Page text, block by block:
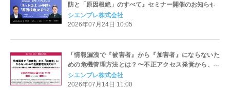
防と「原因根絶」のすべて』セミナー開催のお知らせ
シエンプレ株式会社
2026年07月24日 10:05
「情報漏洩で『被害者』から『加害者』にならないた
めの危機管理方法とは？〜不正アクセス発覚から、謝
罪・顧客対応まで、炎上を防ぐためのポイント〜」セ
ミナー開催のお知らせ
シエンプレ株式会社
2026年07月14日 11:00